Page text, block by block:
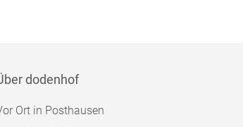
dodenhof
Ort in Posthausen